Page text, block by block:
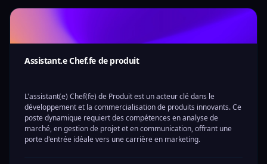
Assistant.e Chef.fe de produit
L'assistant(e) Chef(fe) de Produit est un acteur clé dans le
développement et la commercialisation de produits innovants. Ce
poste dynamique requiert des compétences en analyse de
marché, en gestion de projet et en communication, offrant une
porte d'entrée idéale vers une carrière en marketing.